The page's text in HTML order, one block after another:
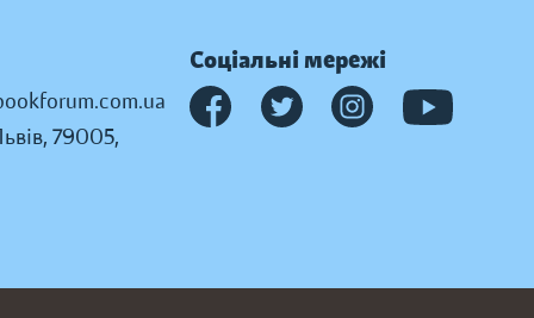
79005,
Соціальні мережі